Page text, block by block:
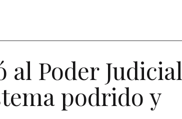
Poder Judicial
podrido y